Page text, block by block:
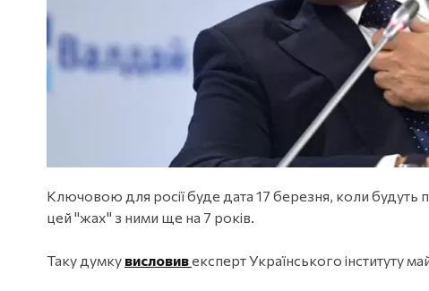
Ключовою для росії буде дата 17 березня, коли будуть
цей "жах" з ними ще на 7 років.
Таку думку висловивексперт Українського інституту